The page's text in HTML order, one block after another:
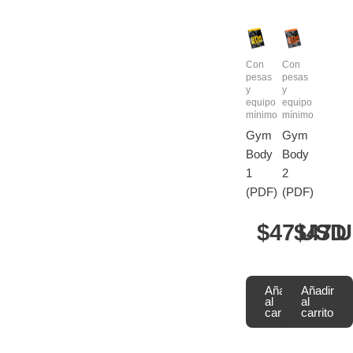
Con
pesas
y
equipo
mínimo
Gym
Body
1
(PDF)
47USD
Añadir
al
carrito
Con
pesas
y
equipo
mínimo
Gym
Body
2
(PDF)
47
Añadir
al
carrito